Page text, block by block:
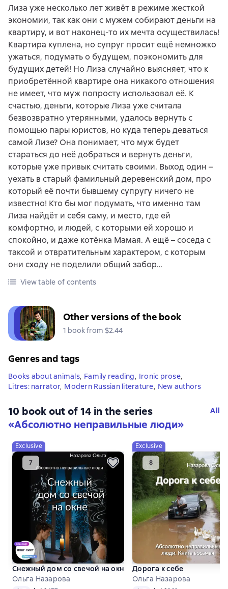
Лиза уже несколько лет живёт в режиме жесткой
экономии, так как они с мужем собирают деньги на
квартиру, и вот наконец-то их мечта осуществилась!
Квартира куплена, но супруг просит ещё немножко
ужаться, подумать о будущем, поэкономить для
будущих детей! Но Лиза случайно выясняет, что к
приобретённой квартире она никакого отношения
не имеет, что муж попросту использовал её. К
счастью, деньги, которые Лиза уже считала
безвозвратно утерянными, удалось вернуть с
помощью пары юристов, но куда теперь деваться
самой Лизе? Она понимает, что муж будет
стараться до неё добраться и вернуть деньги,
которые уже привык считать своими. Выход один –
уехать в старый фамильный деревенский дом, про
который её почти бывшему супругу ничего не
известно! Кто бы мог подумать, что именно там
Лиза найдёт и себя саму, и место, где ей
комфортно, и людей, с которыми ей хорошо и
спокойно, и даже котёнка Мамая. А ещё – соседа с
таксой и отвратительным характером, с которым
они сходу не поделили общий забор…
View table of contents
Other versions of the book
1 book from $2.44
Genres and tags
Books about animals, Family reading, Ironic prose,
Litres: narrator, Modern Russian literature, New authors
10 book out of 14 in the series
«Абсолютно неправильные люди»
All
Exclusive
Снежный дом со свечой на окне
Ольга Назарова
Exclusive
Дорога к себе
Ольга Назарова